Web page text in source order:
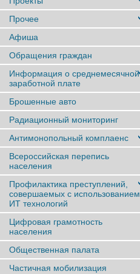
Прочее
Афиша
Обращения граждан
Информация о среднемесячной
заработной плате
Брошенные авто
Радиационный мониторинг
Антимонопольный комплаенс
Всероссийская перепись
населения
Профилактика преступлений,
совершаемых с использованием
ИТ технологий
Цифровая грамотность
населения
Общественная палата
Частичная мобилизация